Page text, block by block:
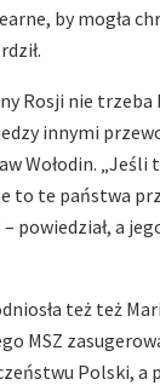
by mogła
Rosji nie trzeba
innymi
Wołodin.
to te państwa
powiedział, a
też też
MSZ
Polski, a